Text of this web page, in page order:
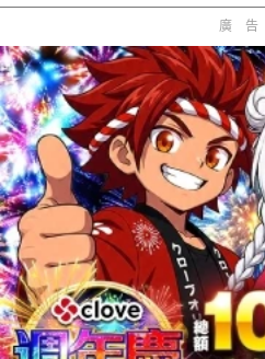
廣告